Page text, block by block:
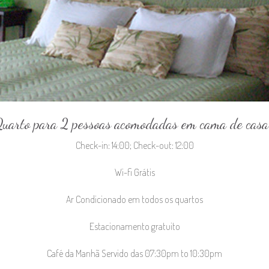
para 2 pessoas acomodadas em cama de
Check-in: 14:00; Check-out: 12:00
Wi-fi Grátis
Ar Condicionado em todos os quartos
Estacionamento gratuito
Café da Manhã Servido das 07:30pm to 10:30pm